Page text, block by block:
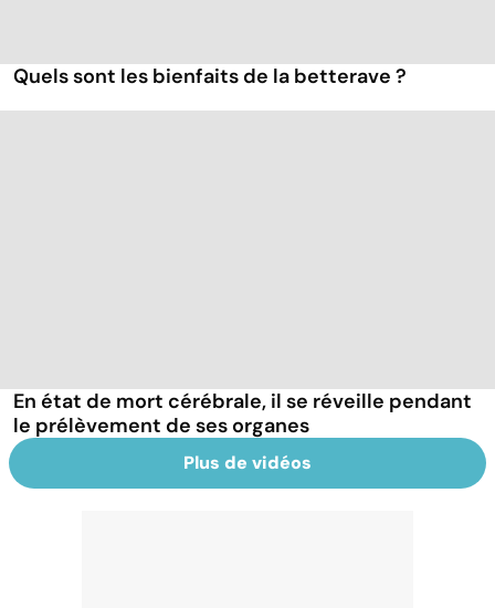
Quels sont les bienfaits de la betterave ?
En état de mort cérébrale, il se réveille pendant
le prélèvement de ses organes
Plus de vidéos